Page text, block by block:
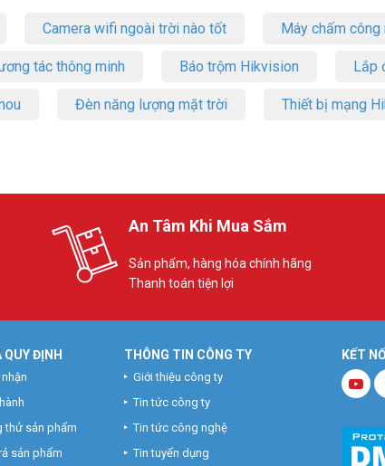
Camera wifi ngoài trời nào tốt Máy chấm công
tác thông minh Báo trộm Hikvision Lắp
Đèn năng lượng mặt trời Thiết bị mạng
An Tâm Khi Mua Sắm
Sản phẩm, hàng hóa chính hãng
Thanh toán tiện lợi
KẾT
QUY ĐỊNH
thử sản phẩm
sản phẩm
THÔNG TIN CÔNG TY
Giới thiệu công ty
Tin tức công ty
Tin tức công nghệ
Tin tuyển dụng